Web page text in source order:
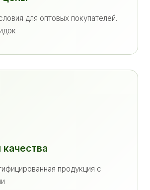
для оптовых покупателей.
качества
продукция с